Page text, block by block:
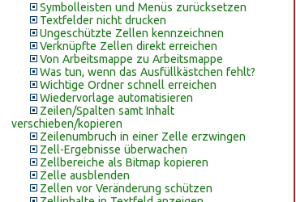
Symbolleisten und Menüs zurücksetzen
Textfelder nicht drucken
Ungeschützte Zellen kennzeichnen
Verknüpfte Zellen direkt erreichen
Von Arbeitsmappe zu Arbeitsmappe
Was tun, wenn das Ausfüllkästchen fehlt?
Wichtige Ordner schnell erreichen
Wiedervorlage automatisieren
Zeilen/Spalten samt Inhalt
verschieben/kopieren
Zeilenumbruch in einer Zelle erzwingen
Zell-Ergebnisse überwachen
Zellbereiche als Bitmap kopieren
Zelle ausblenden
Zellen vor Veränderung schützen